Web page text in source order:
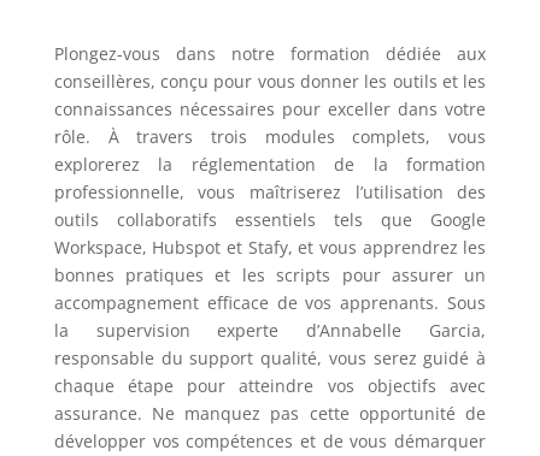
Plongez-vous dans notre formation dédiée aux
conseillères, conçu pour vous donner les outils et les
connaissances nécessaires pour exceller dans votre
rôle. À travers trois modules complets, vous
explorerez la réglementation de la formation
professionnelle, vous maîtriserez l’utilisation des
outils collaboratifs essentiels tels que Google
Workspace, Hubspot et Stafy, et vous apprendrez les
bonnes pratiques et les scripts pour assurer un
accompagnement efficace de vos apprenants. Sous
la supervision experte d’Annabelle Garcia,
responsable du support qualité, vous serez guidé à
chaque étape pour atteindre vos objectifs avec
assurance. Ne manquez pas cette opportunité de
développer vos compétences et de vous démarquer